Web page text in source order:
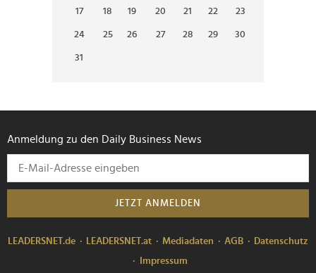
17 18 19 20 21 22 23
24 25 26 27 28 29 30
31
Anmeldung zu den Daily Business News
JETZT ANMELDEN
LEADERSNET.de LEADERSNET.at Mediadaten AGB
Datenschutz
Impressum